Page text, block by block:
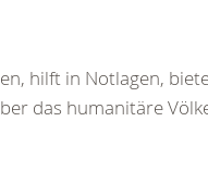
hilft in Notlagen,
das humanitäre